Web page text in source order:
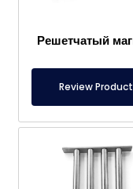
Review Product